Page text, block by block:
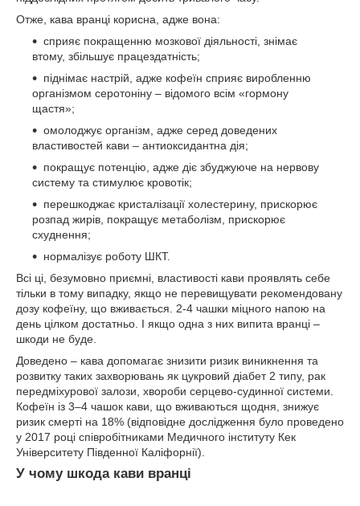
Отже, кава вранці корисна, адже вона:
сприяє покращенню мозкової діяльності, знімає
втому, збільшує працездатність;
піднімає настрій, адже кофеїн сприяє виробленню
організмом серотоніну – відомого всім «гормону
щастя»;
омолоджує організм, адже серед доведених
властивостей кави – антиоксидантна дія;
покращує потенцію, адже діє збуджуюче на нервову
систему та стимулює кровотік;
перешкоджає кристалізації холестерину, прискорює
розпад жирів, покращує метаболізм, прискорює
схуднення;
нормалізує роботу ШКТ.
Всі ці, безумовно приємні, властивості кави проявлять себе
тільки в тому випадку, якщо не перевищувати рекомендовану
дозу кофеїну, що вживається. 2-4 чашки міцного напою на
день цілком достатньо. І якщо одна з них випита вранці –
шкоди не буде.
Доведено – кава допомагає знизити ризик виникнення та
розвитку таких захворювань як цукровий діабет 2 типу, рак
передміхурової залози, хвороби серцево-судинної системи.
Кофеїн із 3–4 чашок кави, що вживаються щодня, знижує
ризик смерті на 18% (відповідне дослідження було проведено
у 2017 році співробітниками Медичного інституту Кек
Університету Південної Каліфорнії).
У чому шкода кави вранці